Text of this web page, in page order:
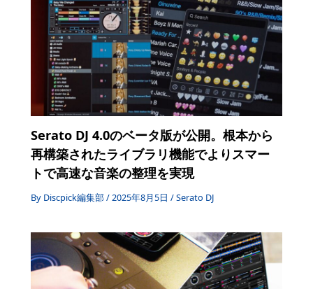
Serato DJ 4.0のベータ版が公開。根本から
再構築されたライブラリ機能でよりスマー
トで高速な音楽の整理を実現
By Discpick編集部/2025年8月5日/Serato DJ